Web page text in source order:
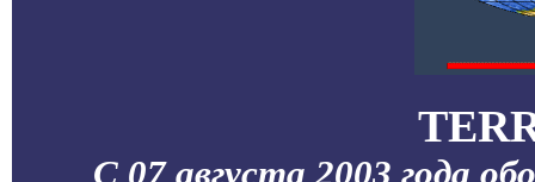
С 07 августа 2003 года